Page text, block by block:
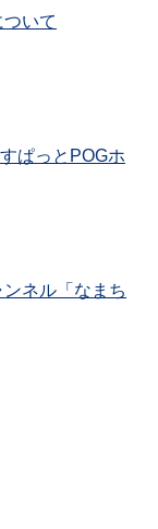
いて
ぱっとPOGホ
ネル「なまち